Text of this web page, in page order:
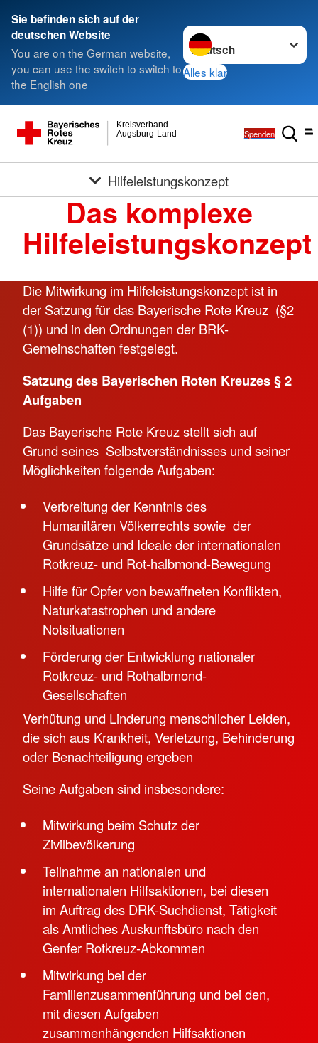
Sie befinden sich auf der
deutschen Website
You are on the German website,
you can use the switch to switch to
the English one
Sprache wechseln zu
Alles klar
Augsburg-Land
Kreisverband
Spenden
Hilfeleistungskonzept
Das komplexe
Hilfeleistungskonzept
Die Mitwirkung im Hilfeleistungskonzept ist in
der Satzung für das Bayerische Rote Kreuz (§2
(1)) und in den Ordnungen der BRK-
Gemeinschaften festgelegt.
Satzung des Bayerischen Roten Kreuzes § 2
Aufgaben
Das Bayerische Rote Kreuz stellt sich auf
Grund seines Selbstverständnisses und seiner
Möglichkeiten folgende Aufgaben:
Verbreitung der Kenntnis des
Humanitären Völkerrechts sowie der
Grundsätze und Ideale der internationalen
Rotkreuz- und Rot-halbmond-Bewegung
Hilfe für Opfer von bewaffneten Konflikten,
Naturkatastrophen und andere
Notsituationen
Förderung der Entwicklung nationaler
Rotkreuz- und Rothalbmond-
Gesellschaften
Verhütung und Linderung menschlicher Leiden,
die sich aus Krankheit, Verletzung, Behinderung
oder Benachteiligung ergeben
Seine Aufgaben sind insbesondere:
Mitwirkung beim Schutz der
Zivilbevölkerung
Teilnahme an nationalen und
internationalen Hilfsaktionen, bei diesen
im Auftrag des DRK-Suchdienst, Tätigkeit
als Amtliches Auskunftsbüro nach den
Genfer Rotkreuz-Abkommen
Mitwirkung bei der
Familienzusammenführung und bei den,
mit diesen Aufgaben
zusammenhängenden Hilfsaktionen